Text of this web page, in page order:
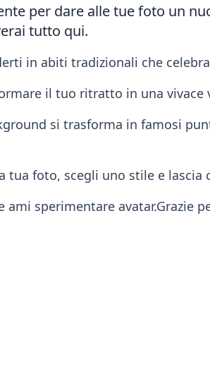
per dare alle tue foto un
tutto qui.
in abiti tradizionali che
il tuo ritratto in una
si trasforma in famosi
foto, scegli uno stile e lascia
sperimentare avatar.Grazie